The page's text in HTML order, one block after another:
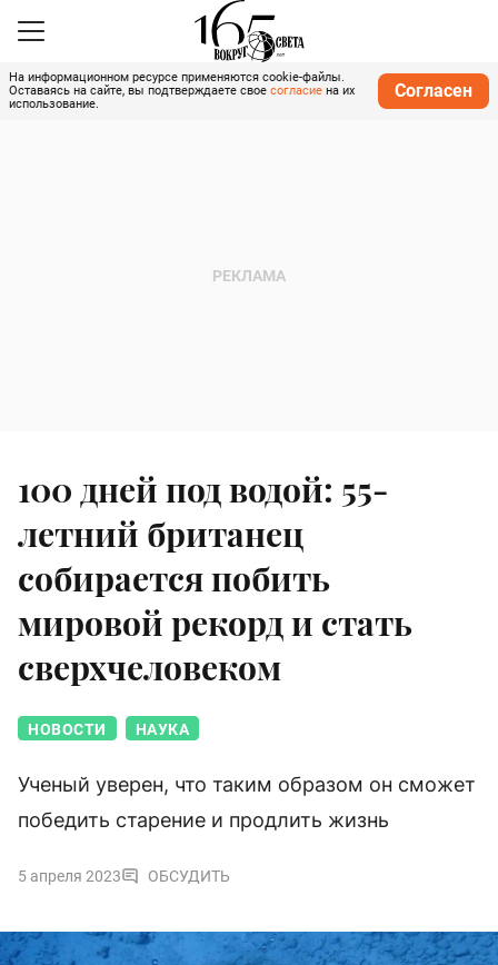
На информационном ресурсе применяются cookie-файлы.
Оставаясь на сайте, вы подтверждаете свое согласие на их
использование.
Согласен
100 дней под водой: 55-
летний британец
собирается побить
мировой рекорд и стать
сверхчеловеком
НОВОСТИ НАУКА
Ученый уверен, что таким образом он сможет
победить старение и продлить жизнь
5 апреля 2023 ОБСУДИТЬ